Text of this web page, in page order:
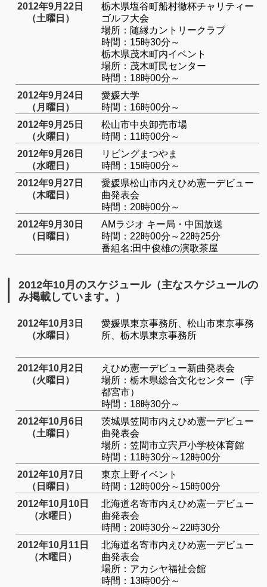
2012年9月22日
（土曜日）
栃木県塩谷町船村徹杯チャリティー
ゴルフ大会
場所：随縁カントリークラブ
時間：15時30分～
栃木県茂木町内イベント
場所：茂木町民センター
時間：18時00分～
2012年9月24日
（月曜日）
愛媛大学
時間：16時00分～
2012年9月25日
（火曜日）
松山市中央卸売市場
時間：11時00分～
2012年9月26日
（水曜日）
リビングまつやま
時間：15時00分～
2012年9月27日
（木曜日）
愛媛県松山市内えひめ憲一デビュー
曲発表会
時間：20時00分～
2012年9月30日
（日曜日）
AMラジオ キー局・中国放送
時間：22時00分～22時25分
番組名:田中俊雄の演歌茶屋
2012年10月のスケジュール（主なスケジュールの
み掲載しています。）
2012年10月3日
（水曜日）
愛媛県東京事務所、松山市東京事務
所、栃木県東京事務所
2012年10月2日
（火曜日）
えひめ憲一デビュー新曲発表会
場所：栃木県総合文化センター（宇
都宮市）
時間：18時30分～
2012年10月6日
（土曜日）
茨城県笠間市内えひめ憲一デビュー
曲発表会
場所：笠間市立宍戸小学校体育館
時間：11時30分～12時00分
2012年10月7日
（日曜日）
東京上野イベント
時間：12時00分～15時00分
2012年10月10日
（水曜日）
北海道名寄市内えひめ憲一デビュー
曲発表会
時間：20時30分～22時30分
2012年10月11日
（木曜日）
北海道名寄市内えひめ憲一デビュー
曲発表会
場所：アカシヤ福祉会館
時間：13時00分～